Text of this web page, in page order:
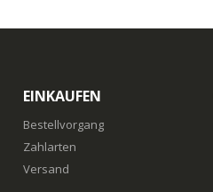
EINKAUFEN
Bestellvorgang
Zahlarten
Versand